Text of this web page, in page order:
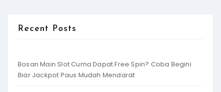
Recent Posts
Bosan Main Slot Cuma Dapat Free Spin? Coba Begini
Biar Jackpot Paus Mudah Mendarat